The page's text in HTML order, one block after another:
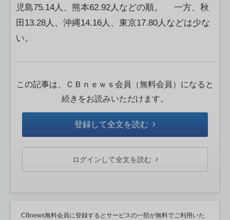
児島75.14人、熊本62.92人などの順。 一方、秋
田13.28人、沖縄14.16人、東京17.80人などは少な
い。
この記事は、ＣＢｎｅｗｓ会員（無料会員）になると
続きをお読みいただけます。
登録して全文を読む
ログインして全文を読む
CBnews無料会員に登録するとサービスの一部が無料でご利用いた